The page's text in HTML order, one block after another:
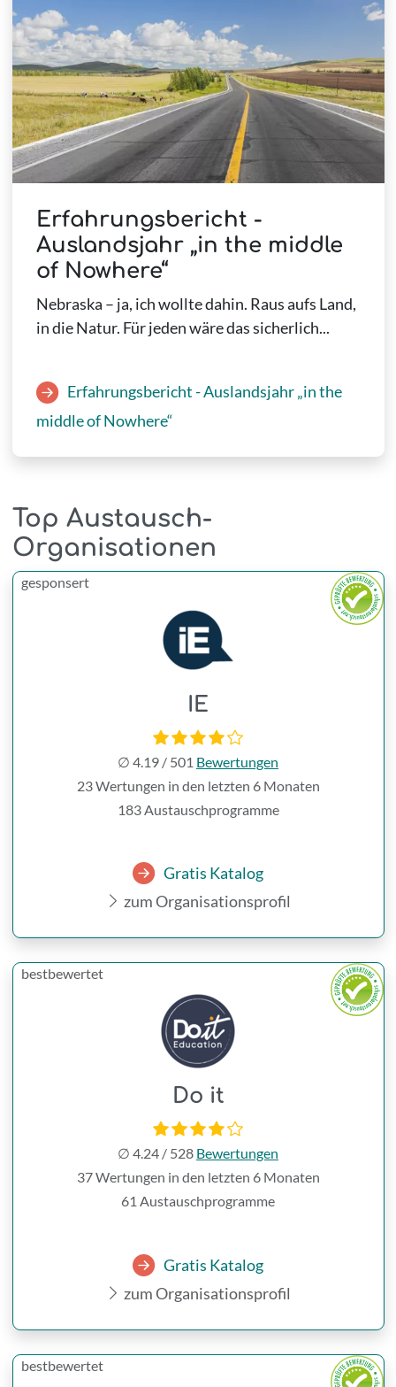
Erfahrungsbericht -
Auslandsjahr „in the middle
of Nowhere“
Nebraska – ja, ich wollte dahin. Raus aufs Land,
in die Natur. Für jeden wäre das sicherlich...
Erfahrungsbericht - Auslandsjahr „in the
middle of Nowhere“
Top Austausch-
Organisationen
gesponsert
IE
∅ 4.19 / 501 Bewertungen
23 Wertungen in den letzten 6 Monaten
183 Austauschprogramme
Gratis Katalog
zum Organisationsprofil
bestbewertet
Do it
∅ 4.24 / 528 Bewertungen
37 Wertungen in den letzten 6 Monaten
61 Austauschprogramme
Gratis Katalog
zum Organisationsprofil
bestbewertet